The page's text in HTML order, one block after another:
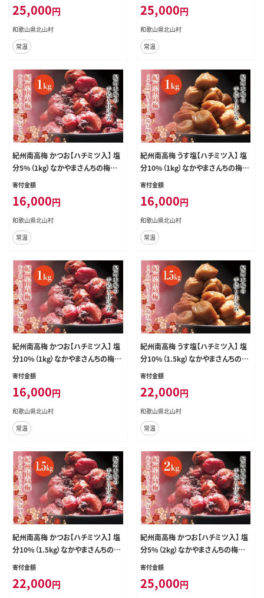
25,000円
和歌山県北山村
常温
25,000円
和歌山県北山村
常温
紀州南高梅 かつお【ハチミツ入】 塩
分5%（1kg）なかやまさんちの梅干
うめ ウメ ume【nky005-210k】
寄付金額
16,000円
和歌山県北山村
常温
紀州南高梅 うす塩【ハチミツ入】 塩
分10%（1kg）なかやまさんちの梅干
うめ ウメ【nky006-110k】
寄付金額
16,000円
和歌山県北山村
常温
紀州南高梅 かつお【ハチミツ入】 塩
分10%（1kg）なかやまさんちの梅干
うめ ウメ【nky006-210k】
寄付金額
16,000円
和歌山県北山村
常温
紀州南高梅 うす塩【ハチミツ入】 塩
分10%（1.5kg）なかやまさんちの梅
干 うめ ウメ【nky008-115k】
寄付金額
22,000円
和歌山県北山村
常温
紀州南高梅 かつお【ハチミツ入】 塩
分10%（1.5kg）なかやまさんちの梅
干 うめ ウメ【nky008-215k】
寄付金額
22,000円
紀州南高梅 かつお【ハチミツ入】 塩
分5%（2kg）なかやまさんちの梅干
うめ ウメ【nky009-220k】
寄付金額
25,000円